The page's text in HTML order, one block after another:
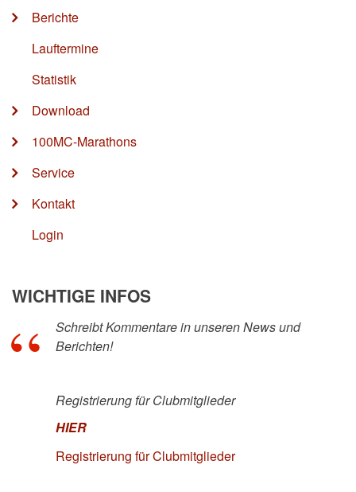
Berichte
Lauftermine
Statistik
Download
100MC-Marathons
Service
Kontakt
Login
WICHTIGE INFOS
Schreibt Kommentare in unseren News und
Berichten!
Registrierung für Clubmitglieder
HIER
Registrierung für Clubmitglieder